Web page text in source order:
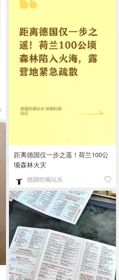
距离德国仅一步之遥！荷兰100公
顷森林火灾
德国吃喝玩乐